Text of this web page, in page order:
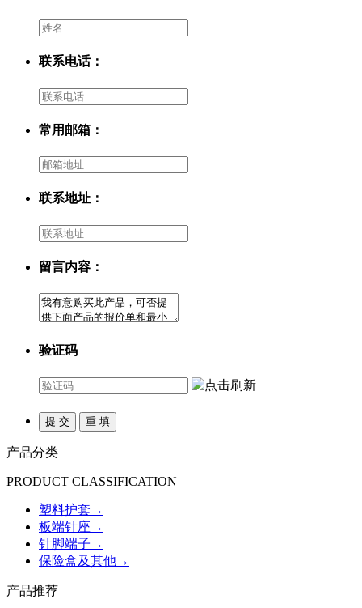
联系电话：
常用邮箱：
联系地址：
留言内容：
验证码
产品分类
PRODUCT CLASSIFICATION
塑料护套 →
板端针座 →
针脚端子 →
保险盒及其他→
产品推荐